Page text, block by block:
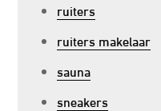
ruiters
ruiters makelaar
sauna
sneakers